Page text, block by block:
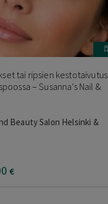
tai ripsien kestotaivutus
– Susanna’s Nail &
Beauty Salon Helsinki &
€